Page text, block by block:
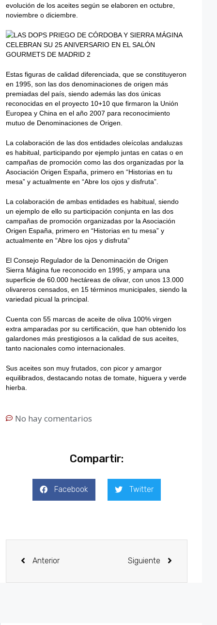
evolución de los aceites según se elaboren en octubre,
noviembre o diciembre.
Estas figuras de calidad diferenciada, que se constituyeron
en 1995, son las dos denominaciones de origen más
premiadas del país, siendo además las dos únicas
reconocidas en el proyecto 10+10 que firmaron la Unión
Europea y China en el año 2007 para reconocimiento
mutuo de Denominaciones de Origen.
La colaboración de las dos entidades oleícolas andaluzas
es habitual, participando por ejemplo juntas en catas o en
campañas de promoción como las dos organizadas por la
Asociación Origen España, primero en “Historias en tu
mesa” y actualmente en “Abre los ojos y disfruta”.
La colaboración de ambas entidades es habitual, siendo
un ejemplo de ello su participación conjunta en las dos
campañas de promoción organizadas por la Asociación
Origen España, primero en “Historias en tu mesa” y
actualmente en “Abre los ojos y disfruta”
El Consejo Regulador de la Denominación de Origen
Sierra Mágina fue reconocido en 1995, y ampara una
superficie de 60.000 hectáreas de olivar, con unos 13.000
olivareros censados, en 15 términos municipales, siendo la
variedad picual la principal.
Cuenta con 55 marcas de aceite de oliva 100% virgen
extra amparadas por su certificación, que han obtenido los
galardones más prestigiosos a la calidad de sus aceites,
tanto nacionales como internacionales.
Sus aceites son muy frutados, con picor y amargor
equilibrados, destacando notas de tomate, higuera y verde
hierba.
No hay comentarios
Compartir:
Facebook Twitter
Anterior Siguiente